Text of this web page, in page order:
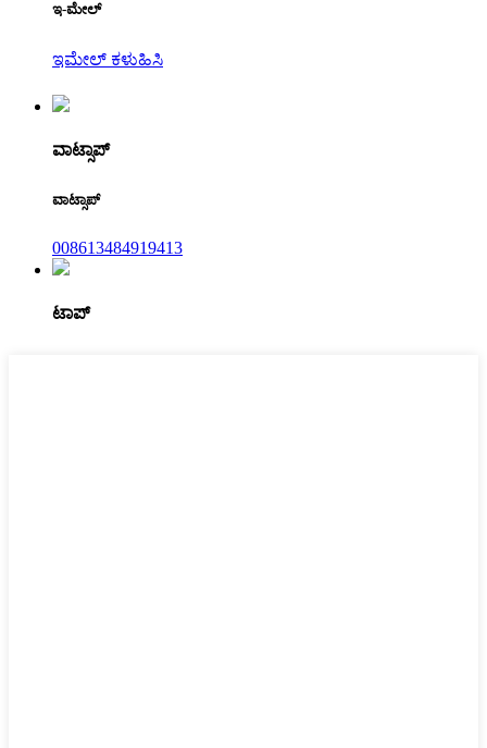
ಇ-ಮೇಲ್
ಇಮೇಲ್ ಕಳುಹಿಸಿ
ವಾಟ್ಸಾಪ್
ವಾಟ್ಸಾಪ್
008613484919413
ಟಾಪ್